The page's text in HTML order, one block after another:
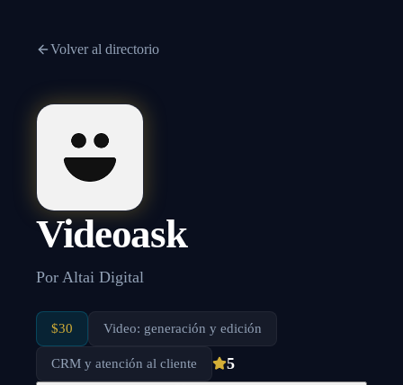
Volver al directorio
Videoask
Por Altai Digital
$30 Video: generación y edición
CRM y atención al cliente 5